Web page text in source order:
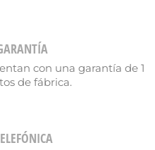
con una garantía de 1
de fábrica.